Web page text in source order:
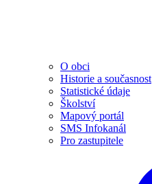
O obci
Historie a současnost
Statistické údaje
Školství
Mapový portál
SMS Infokanál
Pro zastupitele